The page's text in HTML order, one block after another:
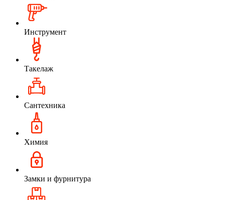
Инструмент
Такелаж
Сантехника
Химия
Замки и фурнитура